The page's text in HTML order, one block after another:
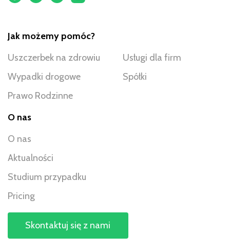
Jak możemy pomóc?
Uszczerbek na zdrowiu
Wypadki drogowe
Prawo Rodzinne
Usługi dla firm
Spółki
O nas
O nas
Aktualności
Studium przypadku
Pricing
Skontaktuj się z nami